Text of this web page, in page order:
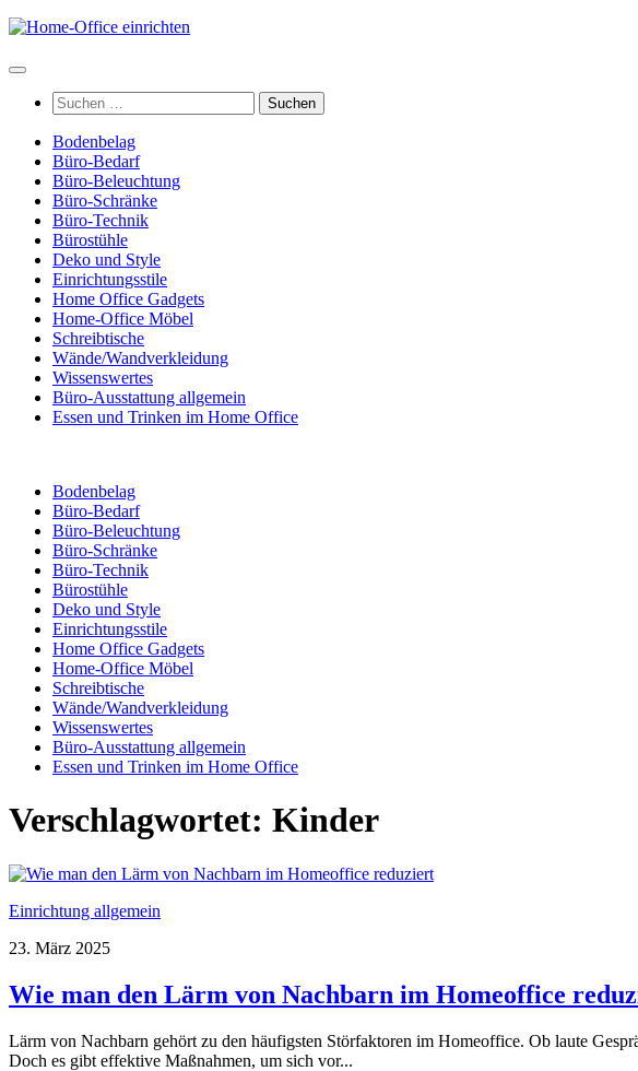
Zum
springen
Suchen
nach:
Bodenbelag
Büro-Bedarf
Büro-Beleuchtung
Büro-Schränke
Büro-Technik
Bürostühle
Deko und Style
Einrichtungsstile
Home Office Gadgets
Home-Office Möbel
Schreibtische
Wände/Wandverkleidung
Wissenswertes
Büro-Ausstattung allgemein
Essen und Trinken im Home Office
Bodenbelag
Büro-Bedarf
Büro-Beleuchtung
Büro-Schränke
Büro-Technik
Bürostühle
Deko und Style
Einrichtungsstile
Home Office Gadgets
Home-Office Möbel
Schreibtische
Wände/Wandverkleidung
Wissenswertes
Büro-Ausstattung allgemein
Essen und Trinken im Home Office
Verschlagwortet: Kinder
Einrichtung allgemein
23. März 2025
Wie man den Lärm von Nachbarn im Homeoffice
Lärm von Nachbarn gehört zu den häufigsten Störfaktoren im Homeoffice. Ob laute
Doch es gibt effektive Maßnahmen, um sich vor...